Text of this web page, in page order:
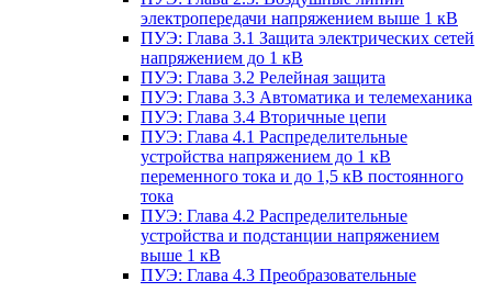
электропередачи напряжением выше 1 кВ
ПУЭ: Глава 3.1 Защита электрических сетей
напряжением до 1 кВ
ПУЭ: Глава 3.2 Релейная защита
ПУЭ: Глава 3.3 Автоматика и телемеханика
ПУЭ: Глава 3.4 Вторичные цепи
ПУЭ: Глава 4.1 Распределительные
устройства напряжением до 1 кВ
переменного тока и до 1,5 кВ постоянного
тока
ПУЭ: Глава 4.2 Распределительные
устройства и подстанции напряжением
выше 1 кВ
ПУЭ: Глава 4.3 Преобразовательные